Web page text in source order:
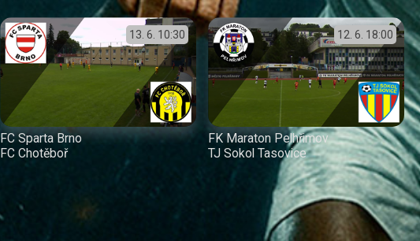
13. 6. 10:30
FC Sparta Brno
FC Chotěboř
12. 6. 18:00
FK Maraton Pelhřimov
TJ Sokol Tasovice